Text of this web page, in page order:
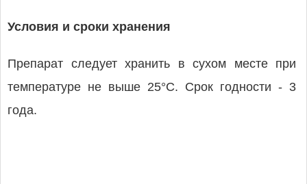
Условия и сроки хранения
Препарат следует хранить в сухом месте при
температуре не выше 25°С. Срок годности - 3
года.